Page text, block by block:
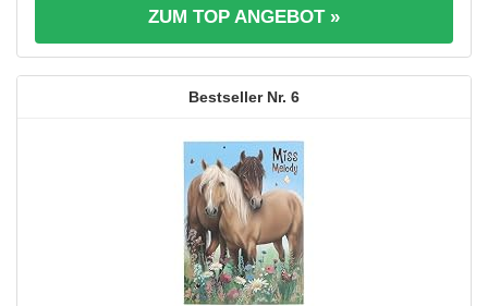
ZUM TOP ANGEBOT »
6